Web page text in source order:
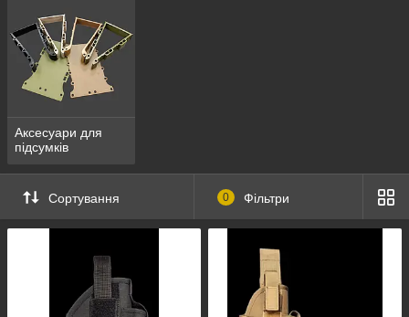
Аксесуари для
підсумків
Сортування 0 Фільтри